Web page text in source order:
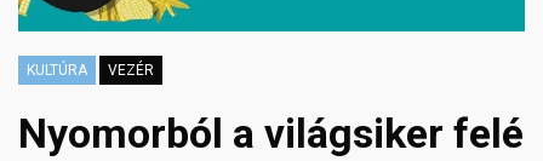
KULTÚRA VEZÉR
Nyomorból a világsiker felé